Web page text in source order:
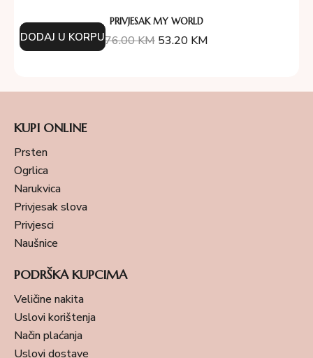
PRIVJESAK MY WORLD
76.00KM 53.20 KM
DODAJ U KORPU
KUPI ONLINE
Prsten
Ogrlica
Narukvica
Privjesak slova
Privjesci
Naušnice
PODRŠKA KUPCIMA
Veličine nakita
Uslovi korištenja
Način plaćanja
Uslovi dostave